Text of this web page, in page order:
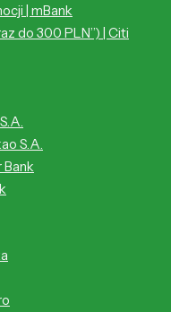
| mBank
do 300 PLN”) | Citi
S.A.